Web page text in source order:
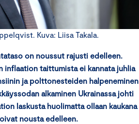
Kuva: Liisa Takala.
on noussut rajusti edelleen.
inflaation taittumista ei kannata juhlia
ja polttonesteiden halpeneminen
alkaminen Ukrainassa johti
laskusta huolimatta ollaan kaukana
nousta edelleen.